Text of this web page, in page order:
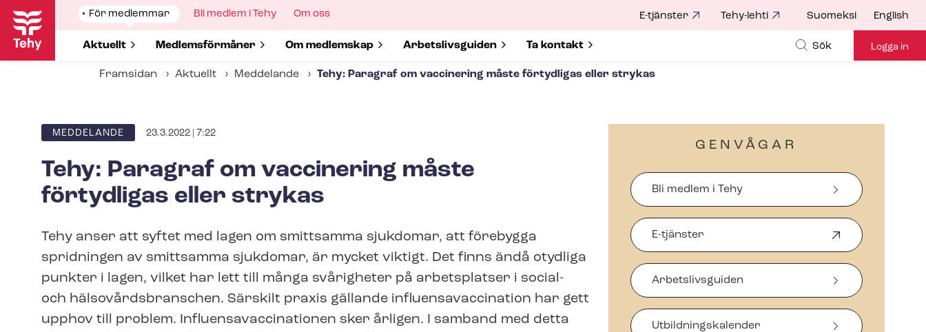
Hoppa
huvudinnehåll
Show
submenu
for
För medlemmar
Show submenu for
Aktuellt Show submenu for
Med­lems­för­må­ner Show submenu for
Om medlemskap Show submenu for
Ar­bets­livs­gui­den Show submenu for
Ta kontakt
Show
for
Bli medlem i Tehy
Show
Om oss E-tjänster Tehy-lehti Suomeksi English
Sök Logga in
Framsidan Aktuellt Meddelande Tehy: Paragraf om vaccinering måste förtydligas eller strykas
ARTICLE
MEDDELANDE 23.3.2022 | 7:22
Tehy: Paragraf om vaccinering måste
förtydligas eller strykas
Tehy anser att syftet med lagen om smittsamma sjukdomar, att förebygga
spridningen av smittsamma sjukdomar, är mycket viktigt. Det finns ändå otydliga
punkter i lagen, vilket har lett till många svårigheter på arbetsplatser i social-
och häl­so­vårds­bran­schen. Särskilt praxis gällande in­flu­ensa­vac­ci­na­tion har gett
upphov till problem. In­flu­ensa­vac­ci­na­tio­nen sker årligen. I samband med detta
GENVÅGAR
Bli medlem i Tehy
E-tjänster
Ö
p
n
a
s
i
Arbetslivsguiden
Ut­bild­nings­ka­len­der